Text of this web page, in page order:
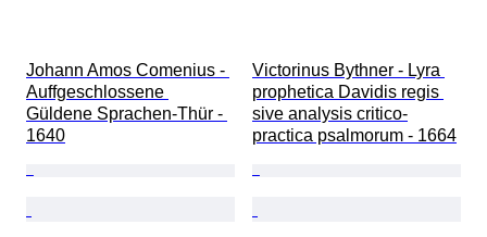
Johann Amos Comenius -
Auffgeschlossene
Güldene Sprachen-Thür -
1640
Victorinus Bythner - Lyra
prophetica Davidis regis
sive analysis critico-
practica psalmorum - 1664